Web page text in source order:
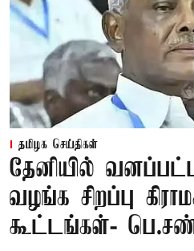
தமிழக செய்திகள்
தேனியில்
வழங்க சிறப்பு
கூட்டங்கள்-